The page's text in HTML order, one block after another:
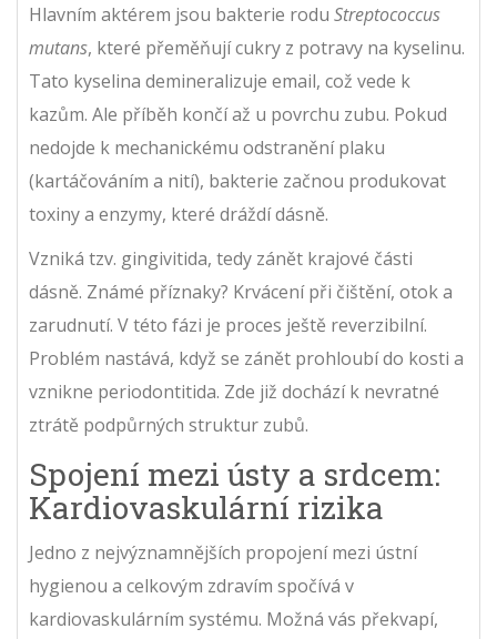
Hlavním aktérem jsou bakterie rodu Streptococcus
mutans, které přeměňují cukry z potravy na kyselinu.
Tato kyselina demineralizuje email, což vede k
kazům. Ale příběh končí až u povrchu zubu. Pokud
nedojde k mechanickému odstranění plaku
(kartáčováním a nití), bakterie začnou produkovat
toxiny a enzymy, které dráždí dásně.
Vzniká tzv. gingivitida, tedy zánět krajové části
dásně. Známé příznaky? Krvácení při čištění, otok a
zarudnutí. V této fázi je proces ještě reverzibilní.
Problém nastává, když se zánět prohloubí do kosti a
vznikne periodontitida. Zde již dochází k nevratné
ztrátě podpůrných struktur zubů.
Spojení mezi ústy a srdcem:
Kardiovaskulární rizika
Jedno z nejvýznamnějších propojení mezi ústní
hygienou a celkovým zdravím spočívá v
kardiovaskulárním systému. Možná vás překvapí,